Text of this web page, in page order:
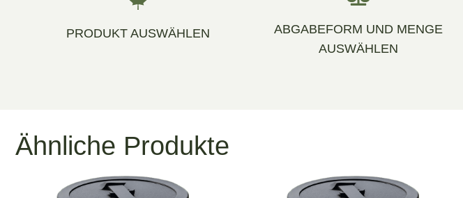
PRODUKT AUSWÄHLEN
ABGABEFORM UND MENGE
AUSWÄHLEN
Ähnliche Produkte